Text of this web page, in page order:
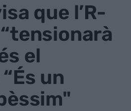
que l’R-
el
un